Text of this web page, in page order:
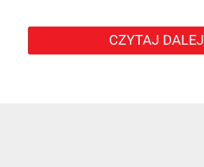
CZYTAJ DALEJ